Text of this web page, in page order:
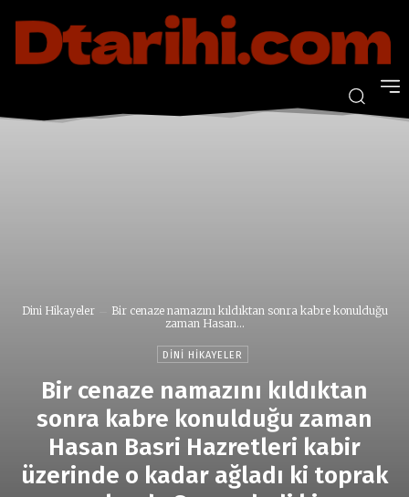
Dini Hikayeler
Bir cenaze namazını kıldıktan sonra kabre konulduğu
zaman Hasan...
DINI HIKAYELER
Bir cenaze namazını kıldıktan
sonra kabre konulduğu zaman
Hasan Basri Hazretleri kabir
üzerinde o kadar ağladı ki toprak